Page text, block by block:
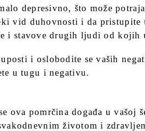
depresivno, što može
vid duhovnosti i da
i stavove drugih ljudi od kojih
i oslobodite se vaših
u tugu i negativu.
ova pomrčina događa u vašoj
životom i